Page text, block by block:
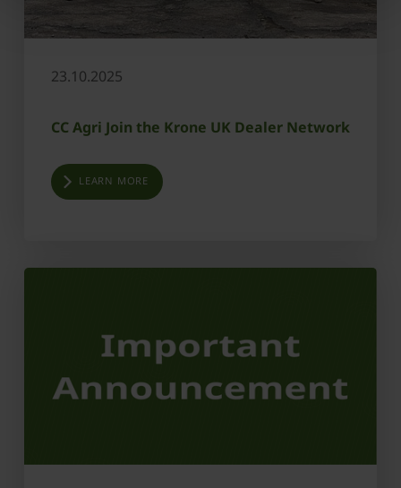
23.10.2025
CC Agri Join the Krone UK Dealer Network
LEARN MORE